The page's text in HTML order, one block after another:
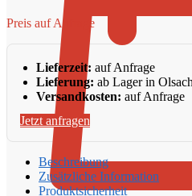
Preis auf Anfrage
Lieferzeit: auf Anfrage
Lieferung: ab Lager in
Versandkosten: auf Anfrage
Jetzt anfragen
Beschreibung
Zusätzliche Information
Produktsicherheit